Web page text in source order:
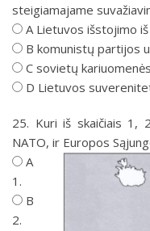
steigiamajame
A Lietuvos išstojimo
B komunistų partijos
C sovietų
D Lietuvos
25. Kuri iš skaičiais
NATO, ir Europos
A
1.
B
2.